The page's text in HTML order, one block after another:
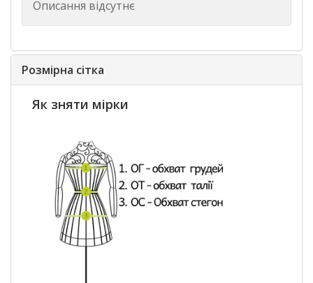
Описання відсутнє
Розмірна сітка
Як зняти мірки